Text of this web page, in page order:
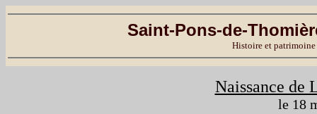
Saint-Pons-de-
Histoire et
Naissance de
le 18